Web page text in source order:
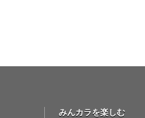
みんカラを楽しむ